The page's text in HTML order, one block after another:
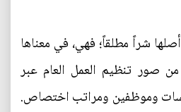
شراً مطلقاً؛ فهي، في معناها
من صور تنظيم العمل العام عبر
وموظفين ومراتب اختصاص.